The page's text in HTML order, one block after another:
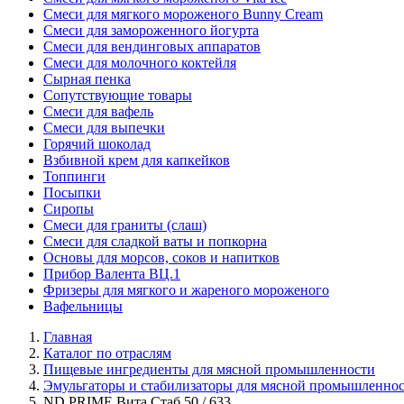
Смеси для мягкого мороженого Bunny Cream
Смеси для замороженного йогурта
Смеси для вендинговых аппаратов
Смеси для молочного коктейля
Сырная пенка
Сопутствующие товары
Смеси для вафель
Смеси для выпечки
Горячий шоколад
Взбивной крем для капкейков
Топпинги
Посыпки
Сиропы
Смеси для граниты (слаш)
Смеси для сладкой ваты и попкорна
Основы для морсов, соков и напитков
Прибор Валента ВЦ.1
Фризеры для мягкого и жареного мороженого
Вафельницы
Главная
Каталог по отраслям
Пищевые ингредиенты для мясной промышленности
Эмульгаторы и стабилизаторы для мясной